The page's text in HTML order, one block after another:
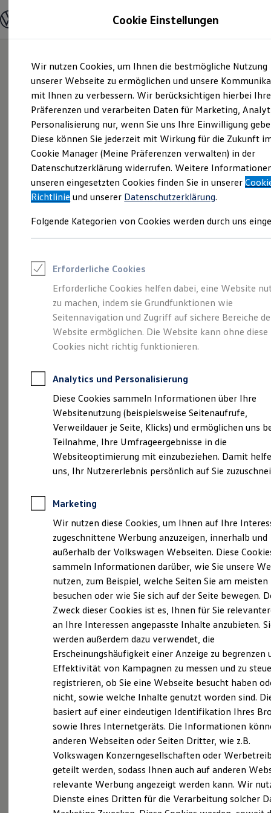
Hauptinhalt
springen
Footer
springen
Modelle und Konfigurator
Modelle vergleichen
Elektroautos
ENERGY Sondermodelle
Nutzfahrzeuge
SUV und CUV
Familienautos
Kombis
Kompaktwagen
Sportwagen
Schnell verfügbare Fahrzeuge
Angebote und Produkte
Aktuelle Angebote
E-Auto-Förderung
Volkswagen Marktplatz
Junge Gebrauchtwagen und Gebrauchtwagen
Saisonangebote
Leasing
Leasing-Angebote
Gebrauchtwagen Leasing
Junge Gebrauchtwagen-Leasing
Elektroauto Leasing
Kleinwagen-Leasing
Leasing ohne Anzahlung
Autokredit mit Schlussrate
Versicherungen und Garantien
Kfz-Versicherung
Restschuldversicherungen
Garantien
Wartungsverträge
Geschäftskunden
Professional Class bei Volkswagen
Großkunden
Behörden
Anpfiff zum Gewinn
Elektroautos
ID. Tutorials
Elektrofahrzeugkonzepte
Reichweite
Reichweite der ID. Modelle
Reichweite im Winter
Laden
Laden unterwegs
Laden Zuhause
Ladezeitensimulator
Batterie
Sicherheit
Garantie und Lebensdauer
Nachhaltigkeit
Technologie
Kosten und Kauf
Verbrauchskosten
Kaufoptionen
E-Auto-Förderung
Software und Konnektivität
Die ID. Software 6
ID. Software Versionen und Updates
Digitale Extras
Schnittstellen zu Ihrem ID.
So geht neu.
Entdecken Sie jetzt
den neuen ID.3 Neo!
(Impressum & Rechtliches)
Cookie Einstellungen
Wir nutzen Cookies, um Ihnen die bestmögliche Nutzung
unserer Webseite zu ermöglichen und unsere
mit Ihnen zu verbessern. Wir berücksichtigen hierbei Ihre
Präferenzen und verarbeiten Daten für Marketing,
Personalisierung nur, wenn Sie uns Ihre Einwilligung
Diese können Sie jederzeit mit Wirkung für die Zukunft
Cookie Manager (Meine Präferenzen verwalten) in der
Datenschutzerklärung widerrufen. Weitere
unseren eingesetzten Cookies finden Sie in unserer
Richtlinie und unserer Datenschutzerklärung.
Folgende Kategorien von Cookies werden durch uns
Erforderliche Cookies
Erforderliche Cookies helfen dabei, eine Website
zu machen, indem sie Grundfunktionen wie
Seitennavigation und Zugriff auf sichere Bereiche
Website ermöglichen. Die Website kann ohne diese
Cookies nicht richtig funktionieren.
Analytics und Personalisierung
Diese Cookies sammeln Informationen über Ihre
Websitenutzung (beispielsweise Seitenaufrufe,
Verweildauer je Seite, Klicks) und ermöglichen uns
Teilnahme, Ihre Umfrageergebnisse in die
Websiteoptimierung mit einzubeziehen. Damit
uns, Ihr Nutzererlebnis persönlich auf Sie
Marketing
Wir nutzen diese Cookies, um Ihnen auf Ihre
zugeschnittene Werbung anzuzeigen, innerhalb und
außerhalb der Volkswagen Webseiten. Diese
sammeln Informationen darüber, wie Sie unsere
nutzen, zum Beispiel, welche Seiten Sie am meisten
besuchen oder wie Sie sich auf der Seite bewegen.
Zweck dieser Cookies ist es, Ihnen für Sie
an Ihre Interessen angepasste Inhalte anzubieten.
werden außerdem dazu verwendet, die
Erscheinungshäufigkeit einer Anzeige zu begrenzen
Effektivität von Kampagnen zu messen und zu
registrieren, ob Sie eine Webseite besucht haben
nicht, sowie welche Inhalte genutzt worden sind.
basiert auf einer eindeutigen Identifikation Ihres
sowie Ihres Internetgeräts. Die Informationen
anderen Webseiten oder Seiten Dritter, wie z.B.
Volkswagen Konzerngesellschaften oder
geteilt werden, sodass Ihnen auch auf anderen
relevante Werbung angezeigt werden kann. Wir
Dienste eines Dritten für die Verarbeitung solcher